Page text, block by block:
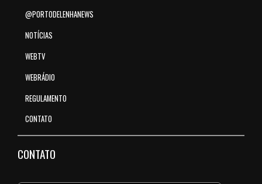
@PORTODELENHANEWS
NOTÍCIAS
WEBTV
WEBRÁDIO
REGULAMENTO
CONTATO
CONTATO